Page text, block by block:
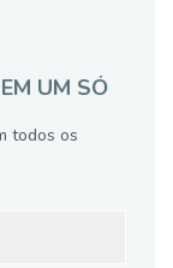
UM SÓ
todos os